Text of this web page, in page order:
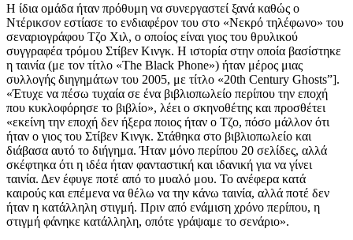
Η ίδια ομάδα ήταν πρόθυμη να συνεργαστεί ξανά καθώς ο
Ντέρικσον εστίασε το ενδιαφέρον του στο «Νεκρό τηλέφωνο» του
σεναριογράφου Τζο Χιλ, ο οποίος είναι γιος του θρυλικού
συγγραφέα τρόμου Στίβεν Κινγκ. Η ιστορία στην οποία βασίστηκε
η ταινία (με τον τίτλο «The Black Phone») ήταν μέρος μιας
συλλογής διηγημάτων του 2005, με τίτλο «20th Century Ghosts”].
«Έτυχε να πέσω τυχαία σε ένα βιβλιοπωλείο περίπου την εποχή
που κυκλοφόρησε το βιβλίο», λέει ο σκηνοθέτης και προσθέτει
«εκείνη την εποχή δεν ήξερα ποιος ήταν ο Τζο, πόσο μάλλον ότι
ήταν ο γιος του Στίβεν Κινγκ. Στάθηκα στο βιβλιοπωλείο και
διάβασα αυτό το διήγημα. Ήταν μόνο περίπου 20 σελίδες, αλλά
σκέφτηκα ότι η ιδέα ήταν φανταστική και ιδανική για να γίνει
ταινία. Δεν έφυγε ποτέ από το μυαλό μου. Το ανέφερα κατά
καιρούς και επέμενα να θέλω να την κάνω ταινία, αλλά ποτέ δεν
ήταν η κατάλληλη στιγμή. Πριν από ενάμιση χρόνο περίπου, η
στιγμή φάνηκε κατάλληλη, οπότε γράψαμε το σενάριο».